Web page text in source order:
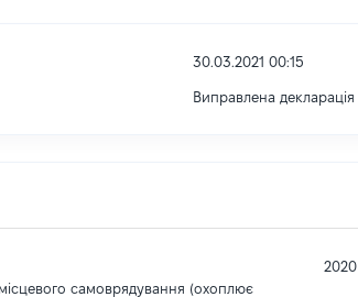
30.03.2021 00:15
Виправлена декларація
самоврядування (охоплює
2020